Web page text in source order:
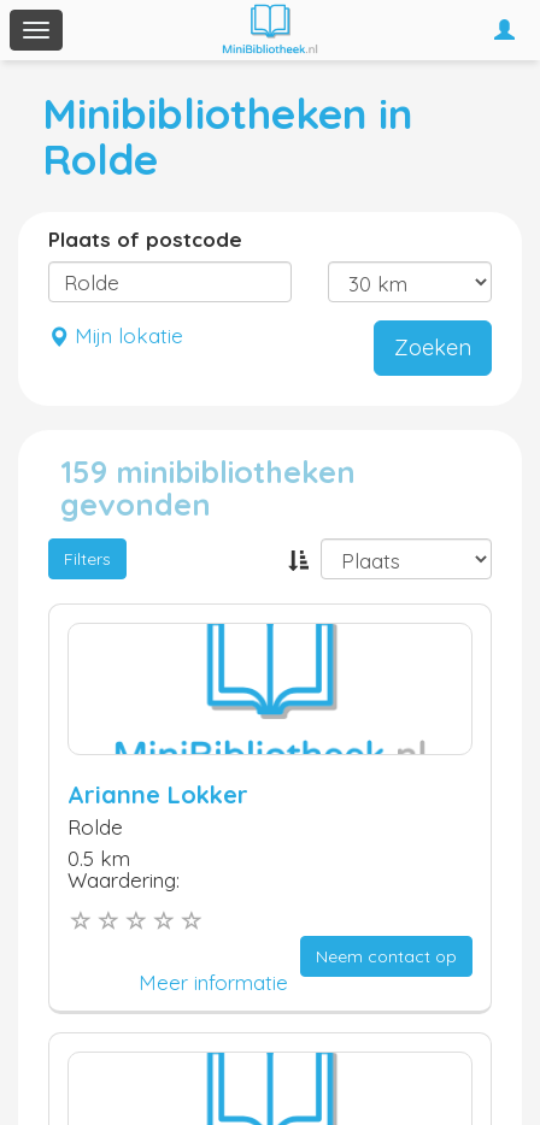
Toggle
navigation
Minibibliotheken in
Rolde
Plaats of postcode
Mijn lokatie Zoeken
159 minibibliotheken
gevonden
Filters
Arianne Lokker
Rolde
0.5 km
Waardering:
Neem contact op
Meer informatie